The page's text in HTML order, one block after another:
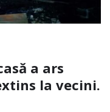
a ars
la vecini.